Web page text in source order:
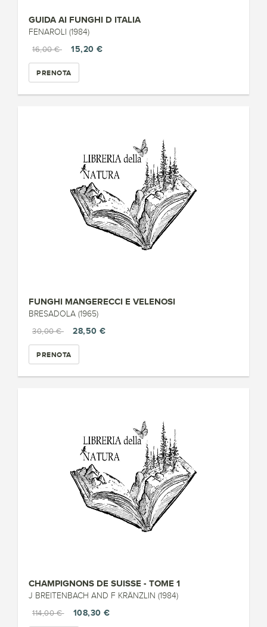
GUIDA AI FUNGHI D ITALIA
FENAROLI (1984)
16,00 €
15,20 €
PRENOTA
FUNGHI MANGERECCI E VELENOSI
BRESADOLA (1965)
30,00 €
28,50 €
PRENOTA
CHAMPIGNONS DE SUISSE - TOME 1
J BREITENBACH AND F KRÄNZLIN (1984)
114,00 €
108,30 €